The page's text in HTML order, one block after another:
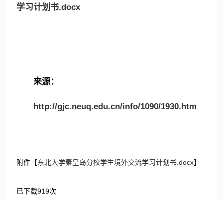
学习计划书.docx
来源：
http://gjc.neuq.edu.cn/info/1090/1930.htm
附件【东北大学秦皇岛分校学生境外交流学习计划书.docx】
已下载919次